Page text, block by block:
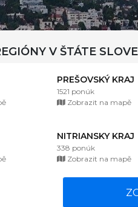
V ŠTÁTE
PREŠOVSKÝ KRAJ
1521 ponúk
Zobrazit na mapě
NITRIANSKY KRAJ
338 ponúk
Zobrazit na mapě